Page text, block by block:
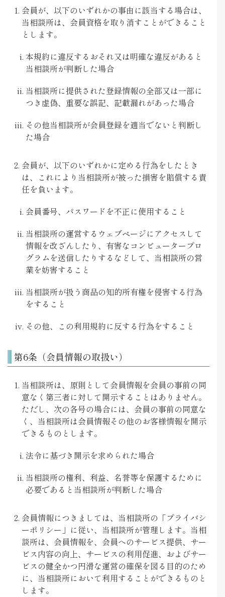
会員が、以下のいずれかの事由に該当する場合は、
当相談所は、会員資格を取り消すことができること
とします。
本規約に違反するおそれ又は明確な違反があると
当相談所が判断した場合
当相談所に提供された登録情報の全部又は一部に
つき虚偽、重要な誤記、記載漏れがあった場合
その他当相談所が会員登録を適当でないと判断し
た場合
会員が、以下のいずれかに定める行為をしたとき
は、これにより当相談所が被った損害を賠償する責
任を負います。
会員番号、パスワードを不正に使用すること
当相談所の運営するウェブページにアクセスして
情報を改ざんしたり、有害なコンピュータープロ
グラムを送信したりするなどして、当相談所の営
業を妨害すること
当相談所が扱う商品の知的所有権を侵害する行為
をすること
その他、この利用規約に反する行為をすること
第6条（会員情報の取扱い）
当相談所は、原則として会員情報を会員の事前の同
意なく第三者に対して開示することはありません。
ただし、次の各号の場合には、会員の事前の同意な
く、当相談所は会員情報その他のお客様情報を開示
できるものとします。
法令に基づき開示を求められた場合
当相談所の権利、利益、名誉等を保護するために
必要であると当相談所が判断した場合
会員情報につきましては、当相談所の「プライバシ
ーポリシー」に従い、当相談所が管理します。当相
談所は、会員情報を、会員へのサービス提供、サー
ビス内容の向上、サービスの利用促進、およびサー
ビスの健全かつ円滑な運営の確保を図る目的のため
に、当相談所において利用することができるものと
します。